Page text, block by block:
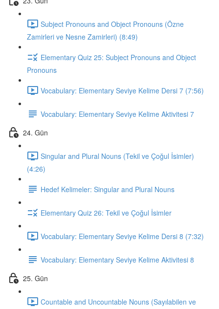
Subject Pronouns and Object Pronouns (Özne
Zamirleri ve Nesne Zamirleri) (8:49)
Elementary Quiz 25: Subject Pronouns and Object
Pronouns
Vocabulary: Elementary Seviye Kelime Dersi 7 (7:56)
Vocabulary: Elementary Seviye Kelime Aktivitesi 7
24. Gün
Singular and Plural Nouns (Tekil ve Çoğul İsimler)
(4:26)
Hedef Kelimeler: Singular and Plural Nouns
Elementary Quiz 26: Tekil ve Çoğul İsimler
Vocabulary: Elementary Seviye Kelime Dersi 8 (7:32)
Vocabulary: Elementary Seviye Kelime Aktivitesi 8
25. Gün
Countable and Uncountable Nouns (Sayılabilen ve